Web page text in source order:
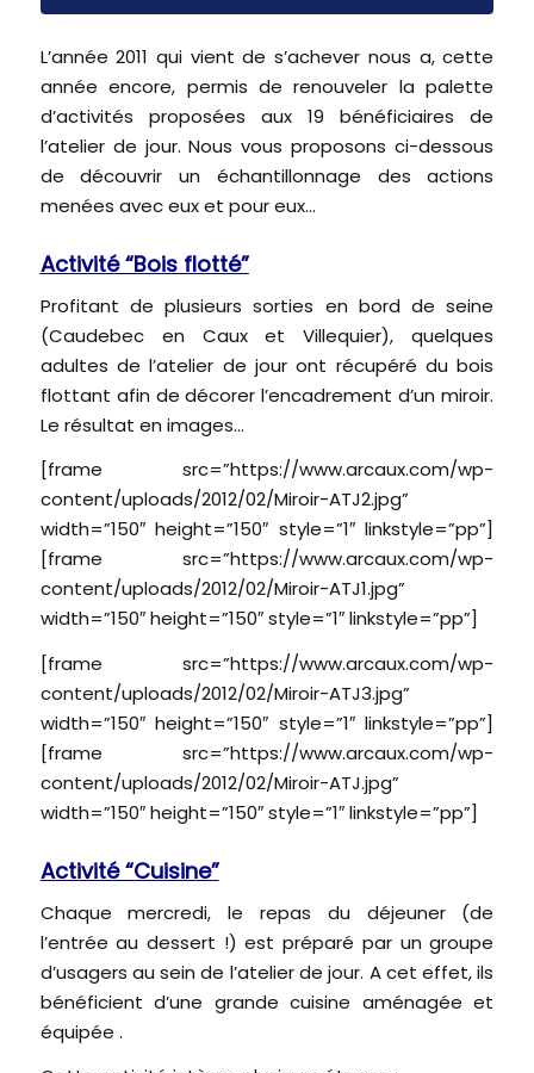
L’année 2011 qui vient de s’achever nous a, cette
année encore, permis de renouveler la palette
d’activités proposées aux 19 bénéficiaires de
l’atelier de jour. Nous vous proposons ci-dessous
de découvrir un échantillonnage des actions
menées avec eux et pour eux…
Activité “Bois flotté”
Profitant de plusieurs sorties en bord de seine
(Caudebec en Caux et Villequier), quelques
adultes de l’atelier de jour ont récupéré du bois
flottant afin de décorer l’encadrement d’un miroir.
Le résultat en images…
[frame src=”https://www.arcaux.com/wp-
content/uploads/2012/02/Miroir-ATJ2.jpg”
width=”150″ height=”150″ style=”1″ linkstyle=”pp”]
[frame src=”https://www.arcaux.com/wp-
content/uploads/2012/02/Miroir-ATJ1.jpg”
width=”150″ height=”150″ style=”1″ linkstyle=”pp”]
[frame src=”https://www.arcaux.com/wp-
content/uploads/2012/02/Miroir-ATJ3.jpg”
width=”150″ height=”150″ style=”1″ linkstyle=”pp”]
[frame src=”https://www.arcaux.com/wp-
content/uploads/2012/02/Miroir-ATJ.jpg”
width=”150″ height=”150″ style=”1″ linkstyle=”pp”]
Activité “Cuisine”
Chaque mercredi, le repas du déjeuner (de
l’entrée au dessert !) est préparé par un groupe
d’usagers au sein de l’atelier de jour. A cet effet, ils
bénéficient d’une grande cuisine aménagée et
équipée .